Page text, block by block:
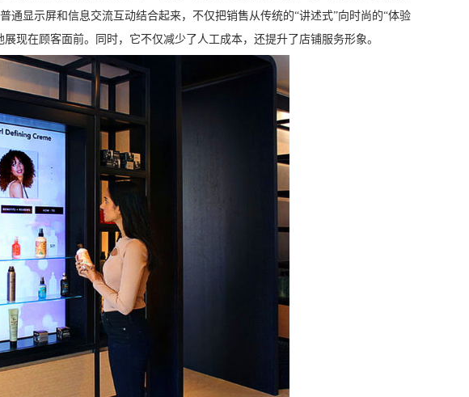
通显示屏和信息交流互动结合起来，不仅把销售从传统的“讲述式”向时尚的“体验
现在顾客面前。同时，它不仅减少了人工成本，还提升了店铺服务形象。